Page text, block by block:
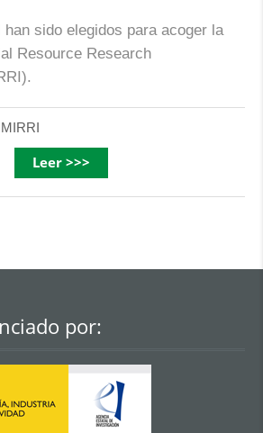
sido elegidos para acoger la
Resource Research
MIRRI
Leer >>>
por: